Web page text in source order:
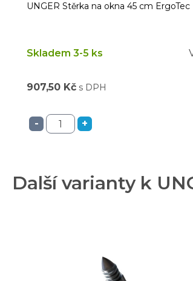
UNGER Stěrka na okna 45 cm ErgoTec
Skladem 3-5 ks
907,50 Kč s DPH
- +
Další varianty k